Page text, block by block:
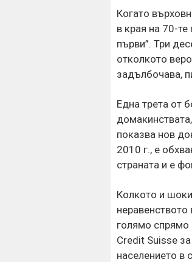
Когато
в края на 70-те
първи”. Три
отколкото
задълбочава,
Една трета от
показва нов
2010 г., е
страната и е
Колкото и
голямо спрямо
Credit Suisse
населението в